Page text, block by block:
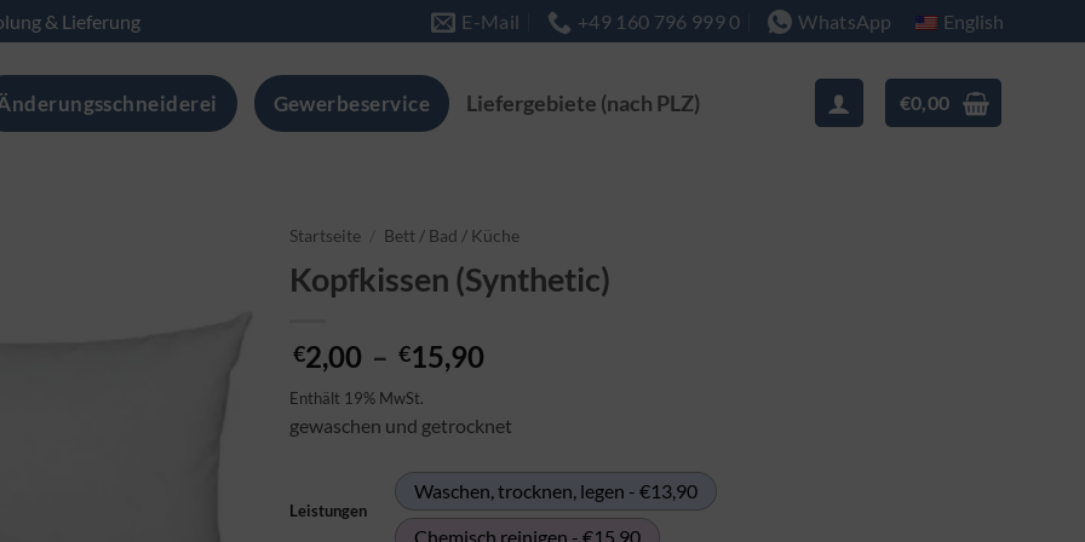
& Lieferung E-Mail +49 160 796 999 0 WhatsApp English
Gewerbeservice Liefergebiete (nach PLZ) €0,00
Startseite Bett / Bad / Küche
Kopfkissen (Synthetic)
€2,00 – €15,90
bis
€15,90
Enthält 19% MwSt.
gewaschen und getrocknet
Leistungen
Waschen, trocknen, legen - €13,90
Chemisch reinigen - €15,90